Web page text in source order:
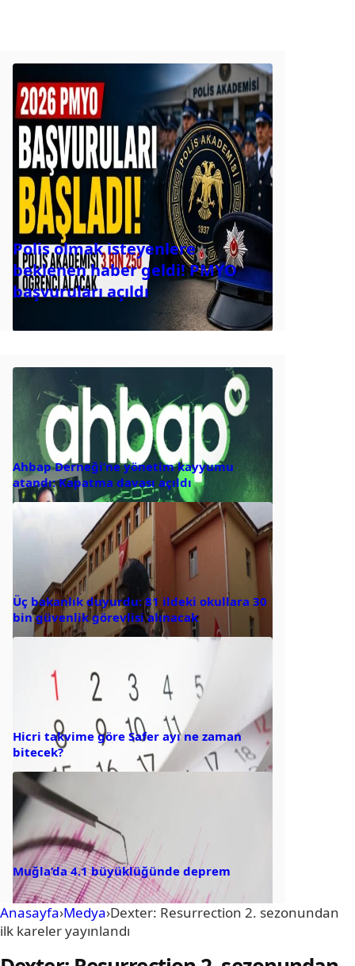
Polis olmak isteyenlere
beklenen haber geldi! PMYO
başvuruları açıldı
Ahbap Derneği’ne yönetim kayyumu
atandı: Kapatma davası açıldı
Üç bakanlık duyurdu: 81 ildeki okullara 30
bin güvenlik görevlisi alınacak
Hicri takvime göre Safer ayı ne zaman
bitecek?
Muğla’da 4.1 büyüklüğünde deprem
Anasayfa›Medya›Dexter: Resurrection 2. sezonundan
ilk kareler yayınlandı